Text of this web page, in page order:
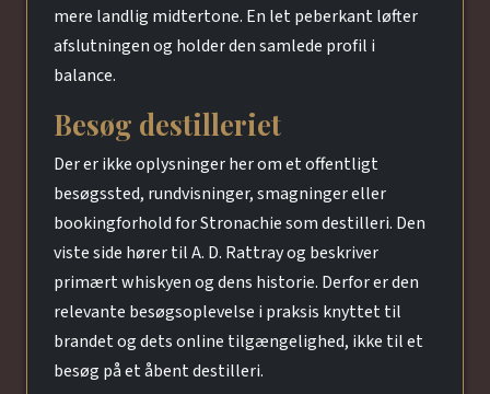
mere landlig midtertone. En let peberkant løfter
afslutningen og holder den samlede profil i
balance.
Besøg destilleriet
Der er ikke oplysninger her om et offentligt
besøgssted, rundvisninger, smagninger eller
bookingforhold for Stronachie som destilleri. Den
viste side hører til A. D. Rattray og beskriver
primært whiskyen og dens historie. Derfor er den
relevante besøgsoplevelse i praksis knyttet til
brandet og dets online tilgængelighed, ikke til et
besøg på et åbent destilleri.